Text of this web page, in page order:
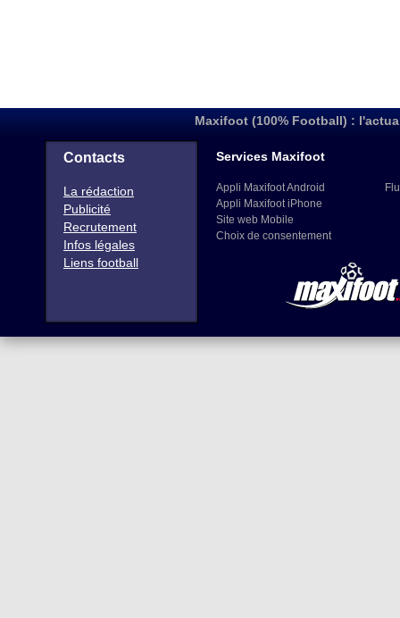
Maxifoot (100% Football) :
Contacts
La rédaction
Publicité
Recrutement
Infos légales
Liens football
Services Maxifoot
Appli Maxifoot Android
Appli Maxifoot iPhone
Site web Mobile
Choix de consentement